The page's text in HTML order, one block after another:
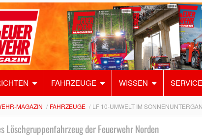
FAHRZEUGE WISSEN SERVICE
MAGAZIN FAHRZEUGE LF 10-UMWELT IM
Löschgruppenfahrzeug der Feuerwehr Norden